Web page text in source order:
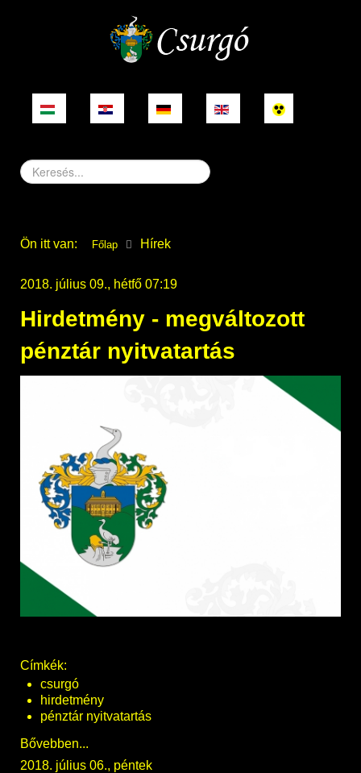
Keresés...
Ön itt van: Főlap Hírek
2018. július 09., hétfő 07:19
Hirdetmény - megváltozott
pénztár nyitvatartás
Címkék:
csurgó
hirdetmény
pénztár nyitvatartás
Bővebben...
2018. július 06., péntek